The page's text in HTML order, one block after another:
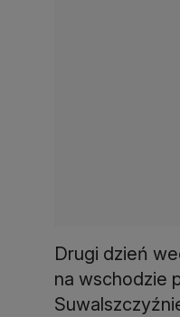
Drugi dzień
na wschodzie